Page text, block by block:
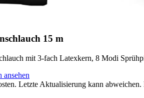
15 m
mit 3-fach Latexkern, 8 Modi
ansehen
Letzte Aktualisierung kann